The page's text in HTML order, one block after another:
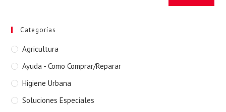
Categorías
Agricultura
Ayuda - Como Comprar/Reparar
Higiene Urbana
Soluciones Especiales